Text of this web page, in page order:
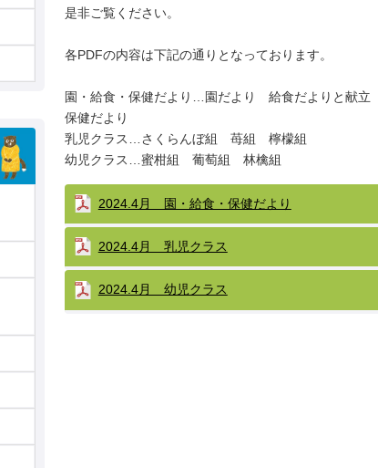
是非ご覧ください。
各PDFの内容は下記の通りとなっております。
園・給食・保健だより…園だより 給食だよりと献立
保健だより
乳児クラス…さくらんぼ組 苺組 檸檬組
幼児クラス…蜜柑組 葡萄組 林檎組
2024.4月 園・給食・保健だより
2024.4月 乳児クラス
2024.4月 幼児クラス